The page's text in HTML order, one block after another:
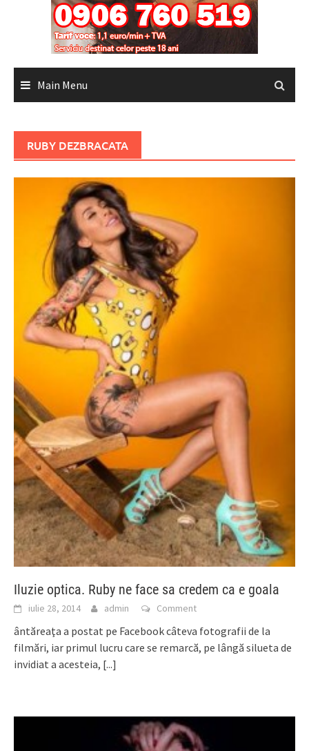
Main Menu
RUBY DEZBRACATA
Iluzie optica. Ruby ne face sa credem ca e goala
iulie 28, 2014 admin Comment
ântăreaţa a postat pe Facebook câteva fotografii de la
filmări, iar primul lucru care se remarcă, pe lângă silueta de
invidiat a acesteia, [...]